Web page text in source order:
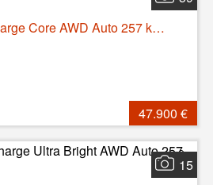
Volvo XC60 T6 Recharge Core AWD Auto 257 kW (350 CV)
47.900 €
15